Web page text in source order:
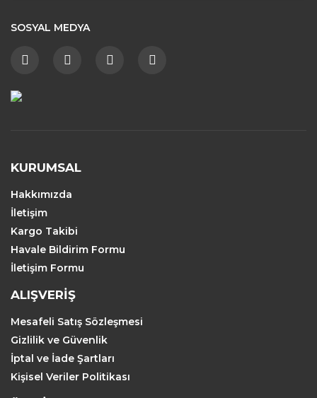
SOSYAL MEDYA
KURUMSAL
Hakkımızda
İletişim
Kargo Takibi
Havale Bildirim Formu
İletişim Formu
ALIŞVERİŞ
Mesafeli Satış Sözleşmesi
Gizlilik ve Güvenlik
İptal ve İade Şartları
Kişisel Veriler Politikası